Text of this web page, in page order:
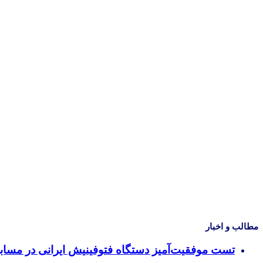
مطالب و اخبار
تست موفقیت‌آمیز دستگاه فتوفینیش ایرانی در